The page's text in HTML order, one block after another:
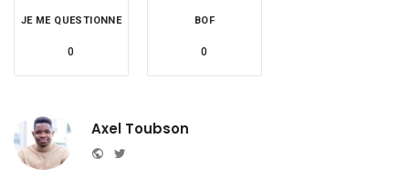
JE ME QUESTIONNE
0
BOF
0
Axel Toubson
Website